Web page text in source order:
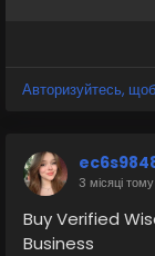
Авторизуйтесь,
3 місяці тому
Buy Verified
Business